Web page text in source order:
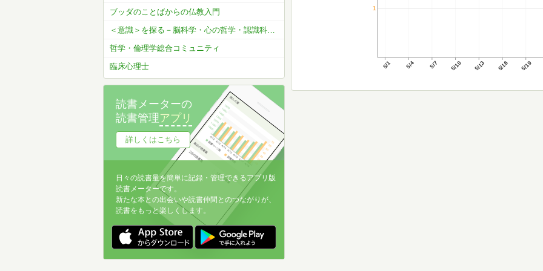
5/1 5/4 5/7 5/10 5/13 5/16 5/19
1
ブッダのことばからの仏教入門
＜意識＞を探る－脳科学・心の哲学・認識科学・・・etc
哲学・倫理学総合コミュニティ
臨床心理士
読書メーターの
読書管理アプリ
詳しくはこちら
日々の読書量を簡単に記録・管理できるアプリ版
読書メーターです。
新たな本との出会いや読書仲間とのつながりが、
読書をもっと楽しくします。